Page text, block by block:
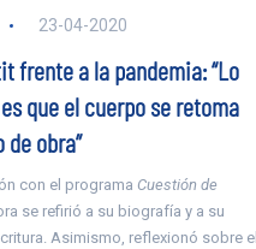
23-04-2020
frente a la pandemia: “Lo
que el cuerpo se retoma
obra”
con el programa Cuestión de
se refirió a su biografía y a su
Asimismo, reflexionó sobre el